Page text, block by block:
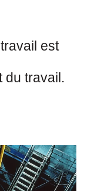
est
du travail.